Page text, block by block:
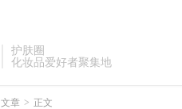
护肤圈
化妆品爱好者聚集地
文章 > 正文